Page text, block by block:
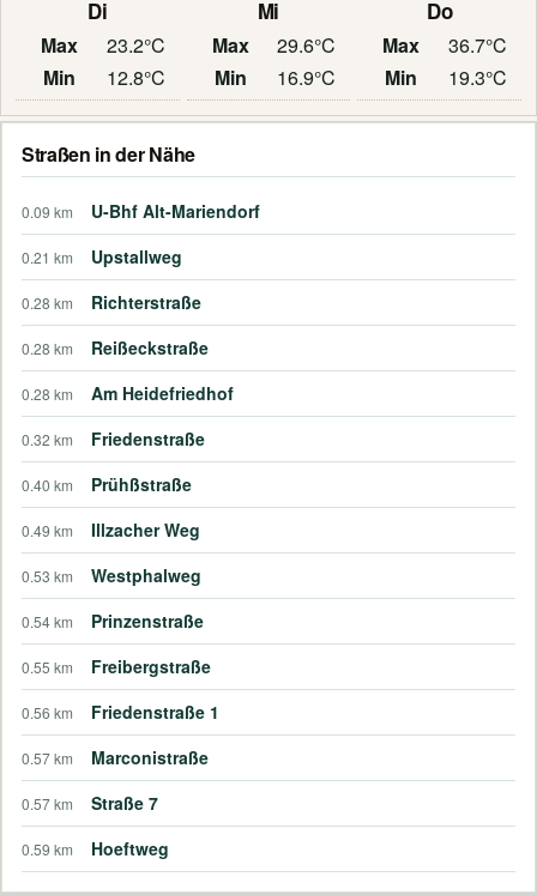
Di
Max
23.2°C
Min
12.8°C
Mi
Max
29.6°C
Min
16.9°C
Do
Max
36.7°C
Min
19.3°C
Straßen in der Nähe
0.09 km U-Bhf Alt-Mariendorf
0.21 km Upstallweg
0.28 km Richterstraße
0.28 km Reißeckstraße
0.28 km Am Heidefriedhof
0.32 km Friedenstraße
0.40 km Prühßstraße
0.49 km Illzacher Weg
0.53 km Westphalweg
0.54 km Prinzenstraße
0.55 km Freibergstraße
0.56 km Friedenstraße 1
0.57 km Marconistraße
0.57 km Straße 7
0.59 km Hoeftweg